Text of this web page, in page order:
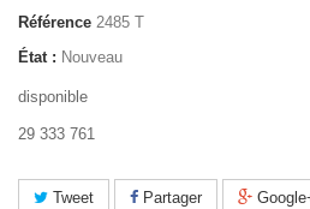
Référence 2485 T
État : Nouveau
disponible
29 333 761
Tweet Partager